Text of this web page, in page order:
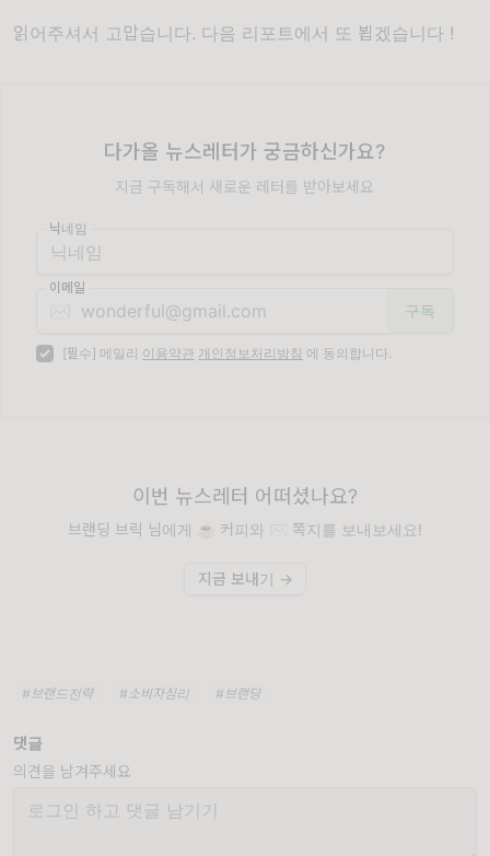
읽어주셔서 고맙습니다. 다음 리포트에서 또 뵙겠습니다 !
다가올 뉴스레터가 궁금하신가요?
지금 구독해서 새로운 레터를 받아보세요
닉네임
이메일
✉️
[필수] 메일리 이용약관 개인정보처리방침 에 동의합니다.
이번 뉴스레터 어떠셨나요?
브랜딩 브릭 님에게 ☕️ 커피와 ✉️ 쪽지를 보내보세요!
지금 보내기 →
#브랜드전략 #소비자심리 #브랜딩
댓글
의견을 남겨주세요